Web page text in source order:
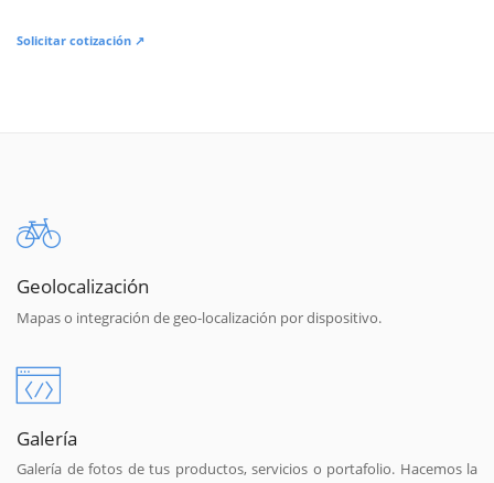
Solicitar cotización ↗
Geolocalización
Mapas o integración de geo-localización por dispositivo.
Galería
Galería de fotos de tus productos, servicios o portafolio. Hacemos la